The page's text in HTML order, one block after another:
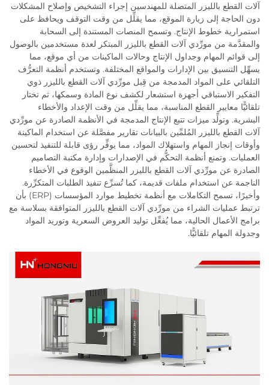
آلات القطع بالليزر المتصلة للمهندسين إجراء التشخيص وإصلاح المشكلات
دون الحاجة إلى زيارة الموقع، مما يقلِّل من وقت التوقف ويحافظ على
استمرارية خطوط الإنتاج. وتسمح المنصات المستندة إلى السحابة
والمقدَّمة من مورِّدي آلات القطع بالليزر المبتكر لعدة مستخدمين بالوصول
إلى قوائم المهام وجداول الإنتاج وحالات الماكينات من أي موقع، مما
يسهِّل التنسيق بين الإدارات والمواقع المختلفة. وتستخدم أنظمة التعرُّف
التلقائي على المواد المدمجة من قِبل مورِّدي آلات القطع بالليزر ذوي
التفكير الاستباقي أجهزة استشعار لكشف نوع المادة وسمكها، ثم تختار
تلقائيًّا معايير القطع المناسبة، مما يقلِّل من وقت الإعداد والأخطاء
البشرية. وتولِّد ميزات تتبع الإنتاج المدمجة في الأنظمة الصادرة عن مورِّدي
آلات القطع بالليزر المُلمِّين بالبيانات تقارير مفصَّلة عن استخدام الماكينة
وأوقات إنجاز المهام واستهلاك المواد، مما يوفِّر رؤى قابلة للتنفيذ لتحسين
العمليات. وتمنع أنظمة التحكُّم في الإصدارات وإدارة مكتبة التصاميم
الصادرة عن مورِّدي آلات القطع بالليزر المنظَّمين الوقوع في الأخطاء
الناجمة عن استخدام ملفات قديمة، كما تُسرِّع تنفيذ الطلبات المتكرِّرة.
وأخيرًا، تسمح التكاملات مع أنظمة تخطيط موارد المؤسسات (ERP) بأن
ترتبط عمليات الشراء من مورِّدي آلات القطع بالليزر المتوافقة بسلاسة مع
برامج الأعمال الحالية، مما يُفعِّل توليد العروض السعرية وتوريد المواد
وجدولة المهام تلقائيًّا.